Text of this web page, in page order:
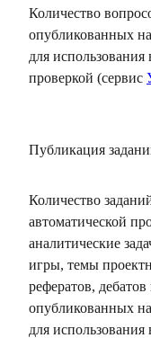
Количество
опубликованных
для использования
проверкой (сервис
Публикация
Количество
автоматической
аналитические
игры, темы
рефератов,
опубликованных
для использования